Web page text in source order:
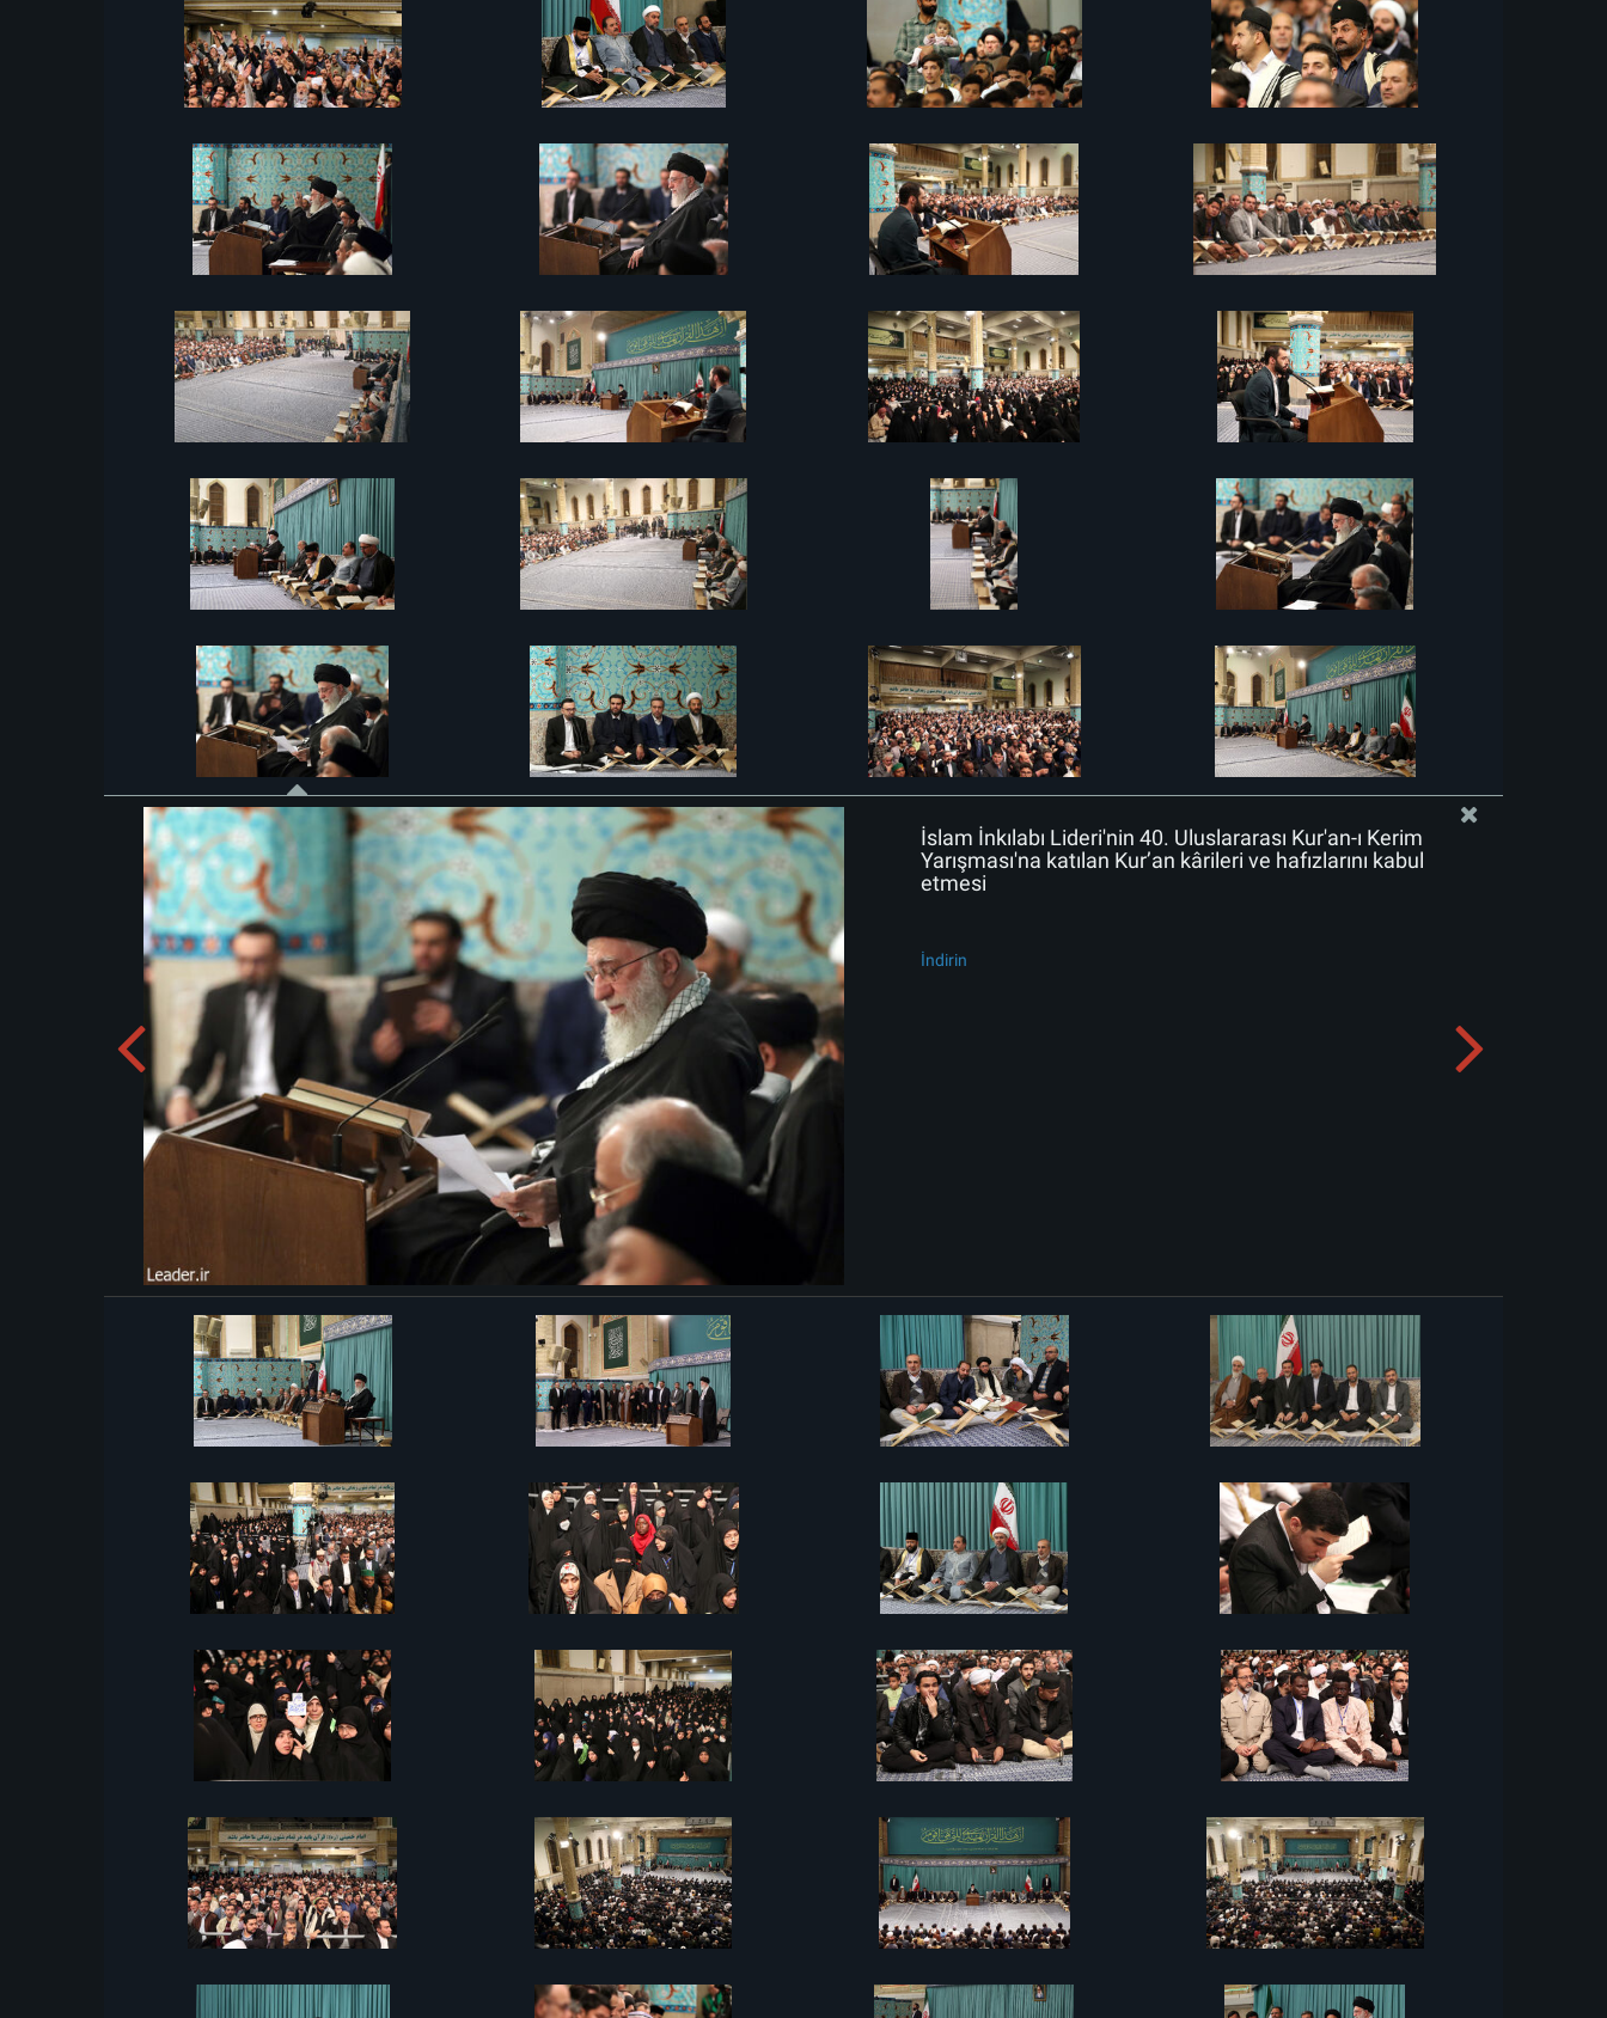
İslam İnkılabı Lideri'nin 40. Uluslararası Kur'an-ı Kerim
Yarışması'na katılan Kur’an kârileri ve hafızlarını kabul
etmesi
İndirin